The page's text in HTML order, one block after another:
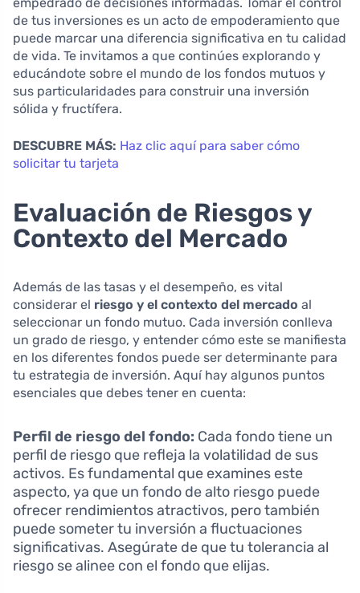
de tus inversiones es un acto de empoderamiento que
puede marcar una diferencia significativa en tu calidad
de vida. Te invitamos a que continúes explorando y
educándote sobre el mundo de los fondos mutuos y
sus particularidades para construir una inversión
sólida y fructífera.
DESCUBRE MÁS: Haz clic aquí para saber cómo
solicitar tu tarjeta
Evaluación de Riesgos y
Contexto del Mercado
Además de las tasas y el desempeño, es vital
considerar el riesgo y el contexto del mercado al
seleccionar un fondo mutuo. Cada inversión conlleva
un grado de riesgo, y entender cómo este se manifiesta
en los diferentes fondos puede ser determinante para
tu estrategia de inversión. Aquí hay algunos puntos
esenciales que debes tener en cuenta:
Perfil de riesgo del fondo: Cada fondo tiene un
perfil de riesgo que refleja la volatilidad de sus
activos. Es fundamental que examines este
aspecto, ya que un fondo de alto riesgo puede
ofrecer rendimientos atractivos, pero también
puede someter tu inversión a fluctuaciones
significativas. Asegúrate de que tu tolerancia al
riesgo se alinee con el fondo que elijas.